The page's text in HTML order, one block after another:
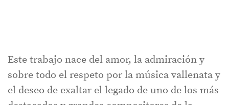
Este trabajo nace del amor, la admiración y
sobre todo el respeto por la música vallenata y
el deseo de exaltar el legado de uno de los más